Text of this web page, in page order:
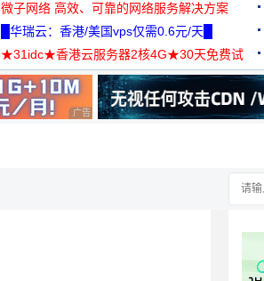
微子网络 高效、可靠的网络服务解决方案
█华瑞云：香港/美国vps仅需0.6元/天█
★31idc★香港云服务器2核4G★30天免费试
用◆
广告 商业广告，理性选择